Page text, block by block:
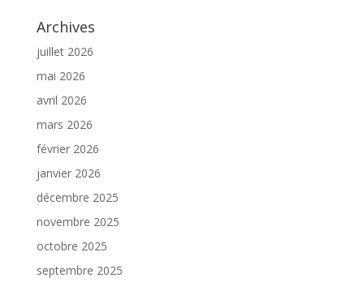
Archives
juillet 2026
mai 2026
avril 2026
mars 2026
février 2026
janvier 2026
décembre 2025
novembre 2025
octobre 2025
septembre 2025